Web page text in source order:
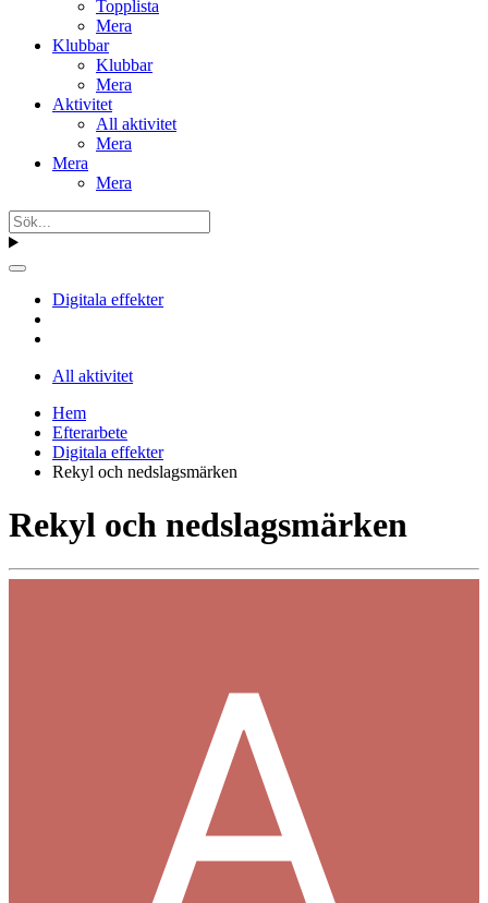
Topplista
Mera
Klubbar
Klubbar
Mera
Aktivitet
All aktivitet
Mera
Mera
Mera
Digitala effekter
All aktivitet
Hem
Efterarbete
Digitala effekter
Rekyl och nedslagsmärken
Rekyl och nedslagsmärken